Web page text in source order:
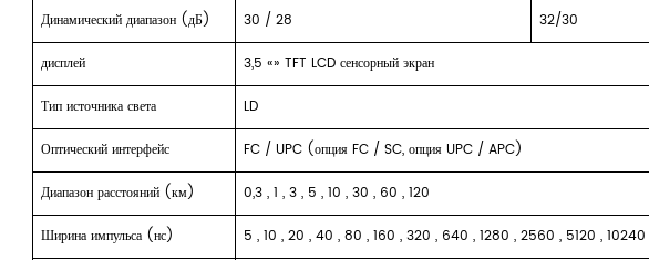
Динамический диапазон (дБ) 30 / 28 32/30
дисплей 3,5 «» TFT LCD сенсорный экран
Тип источника света LD
Оптический интерфейс FC / UPC (опция FC / SC, опция UPC / APC)
Диапазон расстояний (км) 0,3,1 ,3,5 ,10 ,30 ,60 ,120
Ширина импульса (нс) 5 ,10 ,20 ,40 ,80 ,160 ,320 ,640 ,1280 ,2560 ,5120 ,10240